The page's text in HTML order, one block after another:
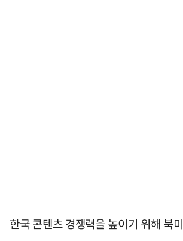
한국 콘텐츠 경쟁력을 높이기 위해 북